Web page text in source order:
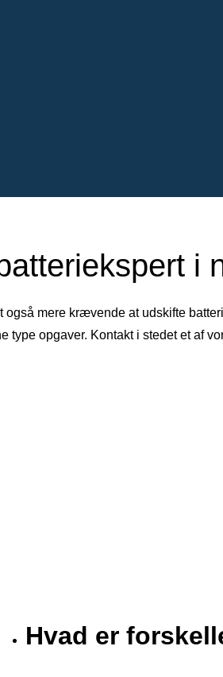
i
også mere krævende at udskifte
type opgaver. Kontakt i stedet et af
Hvad er